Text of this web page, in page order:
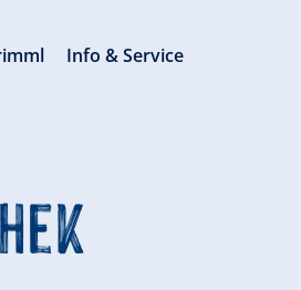
Info & Service